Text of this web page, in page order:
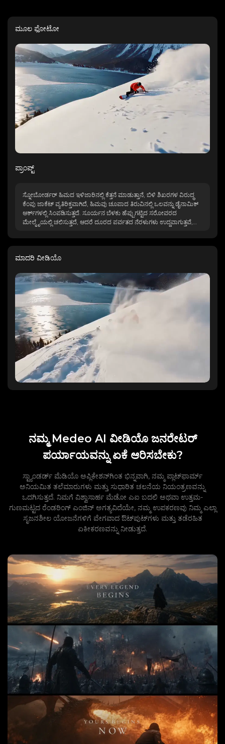
ಮೂಲ ಫೋಟೋ
ಪ್ರಾಂಪ್ಟ್
ಸ್ನೋಬೋರ್ಡರ್ ಹಿಮದ ಇಳಿಜಾರಿನಲ್ಲಿ ಕೆತ್ತನೆ ಮಾಡುತ್ತಾನೆ, ಬಿಳಿ ಶಿಖರಗಳ ವಿರುದ್ಧ
ಕೆಂಪು ಜಾಕೆಟ್ ವ್ಯತಿರಿಕ್ತವಾಗಿದೆ, ಹಿಮವು ಚೂಪಾದ ತಿರುವಿನಲ್ಲಿ ಒಲವನ್ನು ಡೈನಾಮಿಕ್
ಆರ್ಕ್‌ಗಳಲ್ಲಿ ಸಿಂಪಡಿಸುತ್ತದೆ. ಸೂರ್ಯನ ಬೆಳಕು ಹೆಪ್ಪುಗಟ್ಟಿದ ಸರೋವರದ
ಮೇಲ್ಮೈಯಲ್ಲಿ ಚಲಿಸುತ್ತದೆ, ಆದರೆ ದೂರದ ಪರ್ವತದ ನೆರಳುಗಳು ಉದ್ದವಾಗುತ್ತವೆ,
ಅಥ್ಲೆಟಿಕ್ ನಿಖರತೆ ಮತ್ತು ಚಳಿಗಾಲದ ಕಚ್ಚಾ ಶಕ್ತಿ ಎರಡನ್ನೂ ಸೆರೆಹಿಡಿಯುತ್ತದೆ.
ಮಾದರಿ ವೀಡಿಯೊ
ನಮ್ಮ Medeo AI ವೀಡಿಯೊ ಜನರೇಟರ್
ಪರ್ಯಾಯವನ್ನು ಏಕೆ ಆರಿಸಬೇಕು?
ಸ್ಟ್ಯಾಂಡರ್ಡ್ ಮೆಡಿಯೊ ಅಪ್ಲಿಕೇಶನ್‌ಗಿಂತ ಭಿನ್ನವಾಗಿ, ನಮ್ಮ ಪ್ಲಾಟ್‌ಫಾರ್ಮ್
ಅನಿಯಮಿತ ತಲೆಮಾರುಗಳು ಮತ್ತು ಸುಧಾರಿತ ಚಲನೆಯ ನಿಯಂತ್ರಣವನ್ನು
ಒದಗಿಸುತ್ತದೆ. ನಿಮಗೆ ವಿಶ್ವಾಸಾರ್ಹ ಮೆಡೋ ಎಐ ಬದಲಿ ಅಥವಾ ಉತ್ತಮ-
ಗುಣಮಟ್ಟದ ರೆಂಡರಿಂಗ್ ಎಂಜಿನ್ ಅಗತ್ಯವಿದೆಯೇ, ನಮ್ಮ ಉಪಕರಣವು ನಿಮ್ಮ ಎಲ್ಲಾ
ಸೃಜನಶೀಲ ಯೋಜನೆಗಳಿಗೆ ವೇಗವಾದ ಔಟ್‌ಪುಟ್‌ಗಳು ಮತ್ತು ತಡೆರಹಿತ
ಏಕೀಕರಣವನ್ನು ನೀಡುತ್ತದೆ.